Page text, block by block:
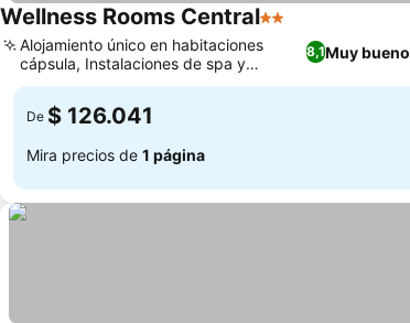
Wellness Rooms Central2 Estrellas
8,1Muy bueno
Alojamiento único en habitaciones
cápsula, Instalaciones de spa y
bienestar dedicadas
De $ 126.041
Mira precios de 1 página